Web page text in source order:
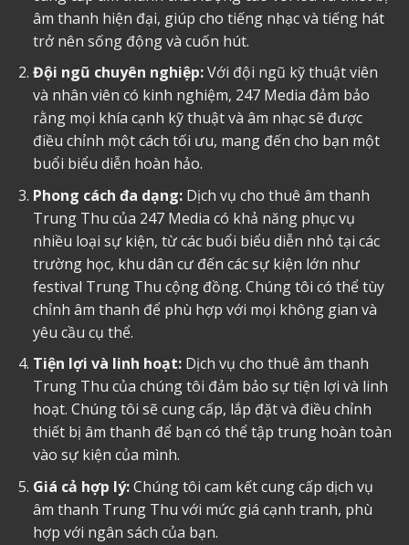
âm thanh hiện đại, giúp cho tiếng nhạc và tiếng hát
trở nên sống động và cuốn hút.
Đội ngũ chuyên nghiệp:Với đội ngũ kỹ thuật viên
và nhân viên có kinh nghiệm, 247 Media đảm bảo
rằng mọi khía cạnh kỹ thuật và âm nhạc sẽ được
điều chỉnh một cách tối ưu, mang đến cho bạn một
buổi biểu diễn hoàn hảo.
Phong cách đa dạng:Dịch vụ cho thuê âm thanh
Trung Thu của 247 Media có khả năng phục vụ
nhiều loại sự kiện, từ các buổi biểu diễn nhỏ tại các
trường học, khu dân cư đến các sự kiện lớn như
festival Trung Thu cộng đồng. Chúng tôi có thể tùy
chỉnh âm thanh để phù hợp với mọi không gian và
yêu cầu cụ thể.
Tiện lợi và linh hoạt:Dịch vụ cho thuê âm thanh
Trung Thu của chúng tôi đảm bảo sự tiện lợi và linh
hoạt. Chúng tôi sẽ cung cấp, lắp đặt và điều chỉnh
thiết bị âm thanh để bạn có thể tập trung hoàn toàn
vào sự kiện của mình.
Giá cả hợp lý:Chúng tôi cam kết cung cấp dịch vụ
âm thanh Trung Thu với mức giá cạnh tranh, phù
hợp với ngân sách của bạn.